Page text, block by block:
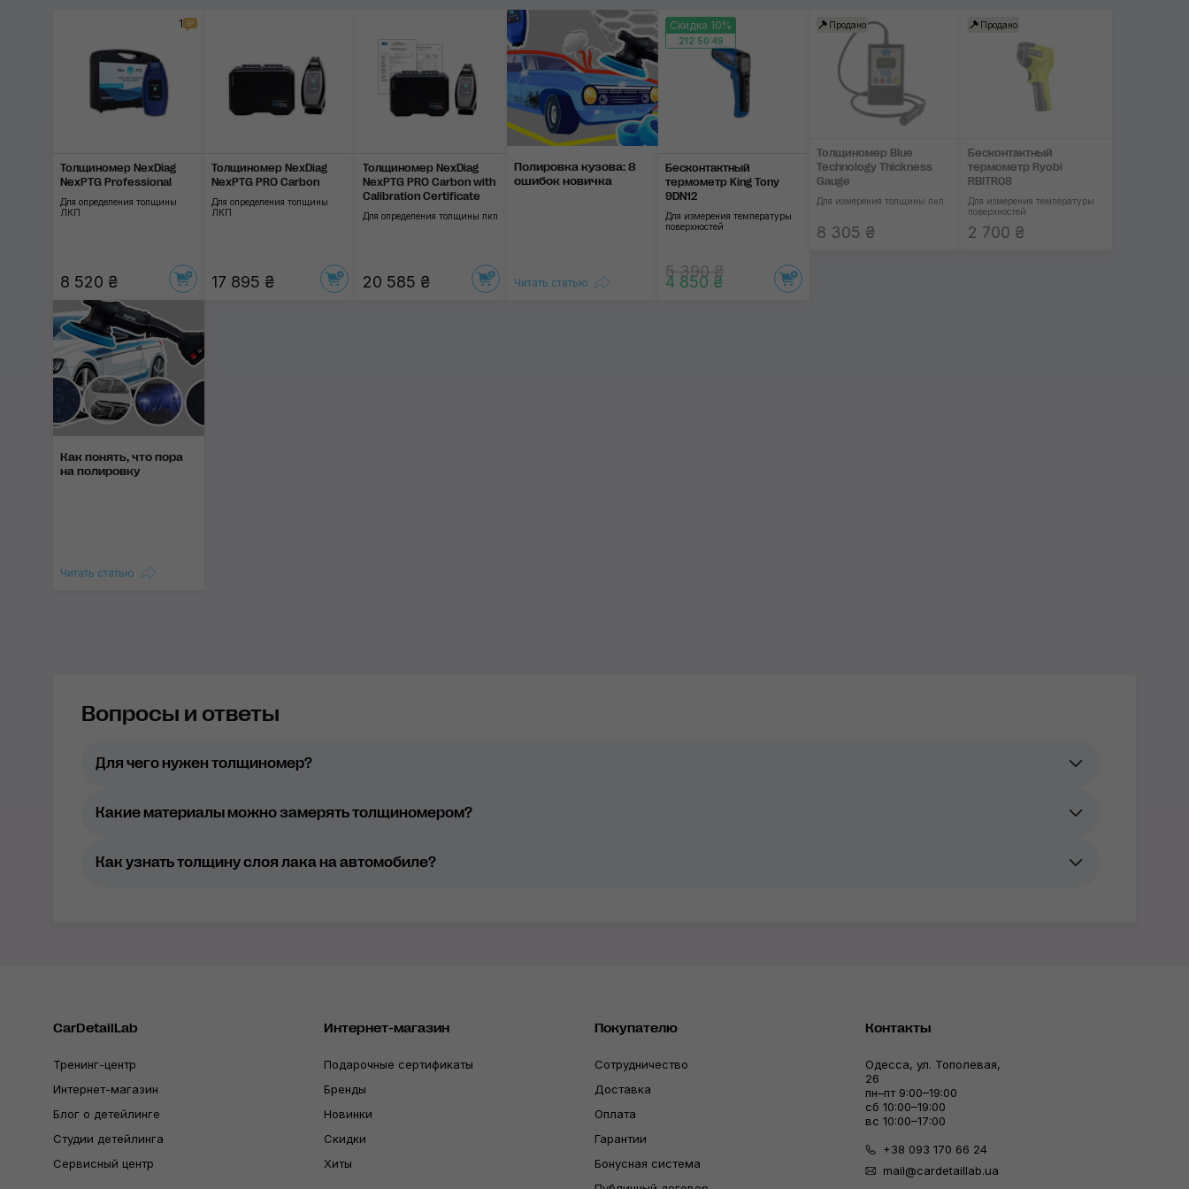
Применить
Применить
1
Толщиномер NexDiag
NexPTG Professional
Для определения толщины
ЛКП
8 520 ₴
Толщиномер NexDiag
NexPTG PRO Carbon
Для определения толщины
ЛКП
17 895 ₴
Толщиномер NexDiag
NexPTG PRO Carbon with
Calibration Certificate
Для определения толщины лкп
20 585 ₴
Полировка ку­зова: 8
оши­бок нови­чка
Читать статью
Скидка 10%
212:50:48
Бесконтактный
термометр King Tony
9DN12
Для измерения температуры
поверхностей
5 390 ₴
4 850 ₴
Продано
Толщиномер Blue
Technology Thickness
Gauge
Для измерения толщины лкп
8 305 ₴
Продано
Бесконтактный
термометр Ryobi
RBITR08
Для измерения температуры
поверхностей
2 700 ₴
Как понять, что пора
на полировку
Читать статью
Вопросы и ответы
Для чего нужен толщиномер?
Какие материалы можно замерять толщиномером?
Как узнать толщину слоя лака на автомобиле?
CarDetailLab
Тренинг-центр
Интернет-магазин
Блог о детейлинге
Студии детейлинга
Сервисный центр
Интернет-магазин
Подарочные сертификаты
Бренды
Новинки
Скидки
Хиты
Покупателю
Сотрудничество
Доставка
Оплата
Гарантии
Бонусная система
Контакты
Одесса, ул. Тополевая,
26
пн–пт 9:00–19:00
сб 10:00–19:00
вс 10:00–17:00
+38 093 170 66 24
mail@cardetaillab.ua